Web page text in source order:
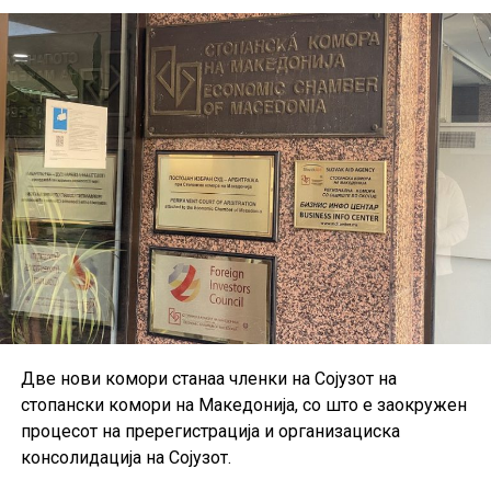
Податоците укажуваат дека германската индустрија
постепено закрепнува, иако аналитичарите
предупредуваат дека одржливоста на растот ќе
зависи од идната побарувачка и глобалните
економски услови.
Две нови комори станаа членки на Сојузот на
стопански комори на Македонија, со што е заокружен
процесот на пререгистрација и организациска
консолидација на Сојузот.